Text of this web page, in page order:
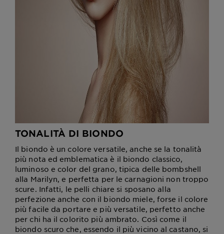
TONALITÀ DI BIONDO
Il biondo è un colore versatile, anche se la tonalità
più nota ed emblematica è il biondo classico,
luminoso e color del grano, tipica delle bombshell
alla Marilyn, e perfetta per le carnagioni non troppo
scure. Infatti, le pelli chiare si sposano alla
perfezione anche con il biondo miele, forse il colore
più facile da portare e più versatile, perfetto anche
per chi ha il colorito più ambrato. Così come il
biondo scuro che, essendo il più vicino al castano, si